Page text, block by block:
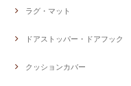
ラグ・マット
ドアストッパー・ドアフック
クッションカバー